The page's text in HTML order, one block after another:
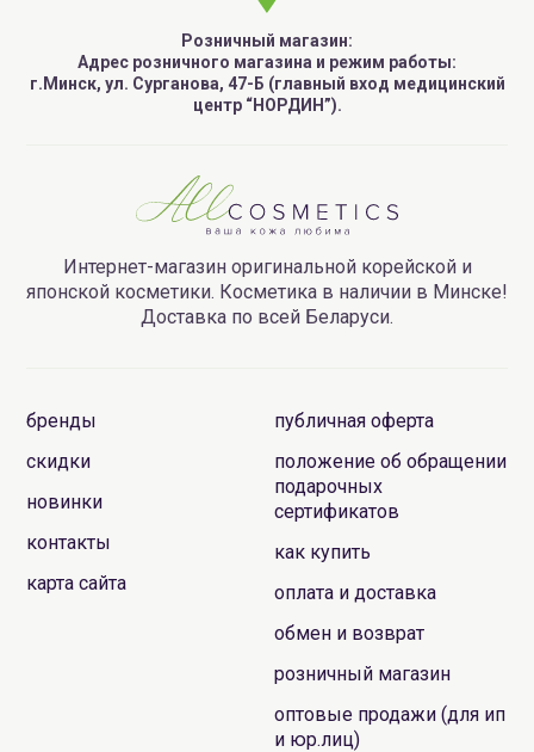
Розничный магазин:
Адрес розничного магазина и режим работы:
г.Минск, ул. Сурганова, 47-Б (главный вход медицинский
центр “НОРДИН”).
Интернет-магазин оригинальной корейской и
японской косметики. Косметика в наличии в Минске!
Доставка по всей Беларуси.
бренды
скидки
новинки
контакты
карта сайта
публичная оферта
положение об обращении
подарочных
сертификатов
как купить
оплата и доставка
обмен и возврат
розничный магазин
оптовые продажи (для ип
и юр.лиц)